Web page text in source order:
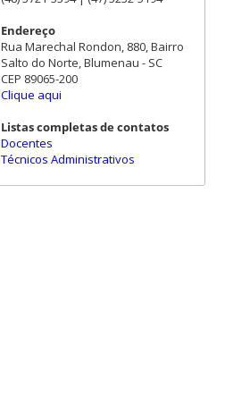
Endereço
Rua Marechal Rondon, 880, Bairro
Salto do Norte, Blumenau - SC
CEP 89065-200
Clique aqui
Listas completas de contatos
Docentes
Técnicos Administrativos